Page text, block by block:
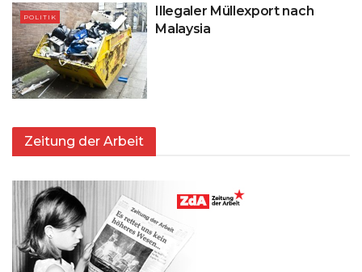
POLITIK
Illegaler Müllexport nach
Malaysia
Zeitung der Arbeit